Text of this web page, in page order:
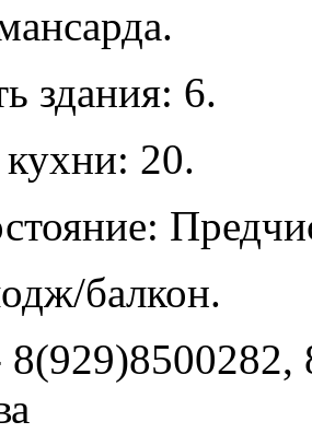
здания: 6.
20.
балкон.